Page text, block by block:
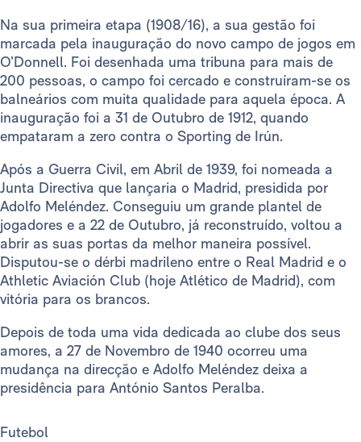
Na sua primeira etapa (1908/16), a sua gestão foi
marcada pela inauguração do novo campo de jogos em
O’Donnell. Foi desenhada uma tribuna para mais de
200 pessoas, o campo foi cercado e construíram-se os
balneários com muita qualidade para aquela época. A
inauguração foi a 31 de Outubro de 1912, quando
empataram a zero contra o Sporting de Irún.
Após a Guerra Civil, em Abril de 1939, foi nomeada a
Junta Directiva que lançaria o Madrid, presidida por
Adolfo Meléndez. Conseguiu um grande plantel de
jogadores e a 22 de Outubro, já reconstruído, voltou a
abrir as suas portas da melhor maneira possível.
Disputou-se o dérbi madrileno entre o Real Madrid e o
Athletic Aviación Club (hoje Atlético de Madrid), com
vitória para os brancos.
Depois de toda uma vida dedicada ao clube dos seus
amores, a 27 de Novembro de 1940 ocorreu uma
mudança na direcção e Adolfo Meléndez deixa a
presidência para António Santos Peralba.
Futebol